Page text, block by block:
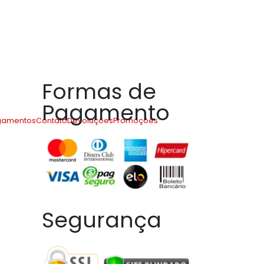
ContatoDevoluçõesPromoções
Formas de
Pagamento
Segurança